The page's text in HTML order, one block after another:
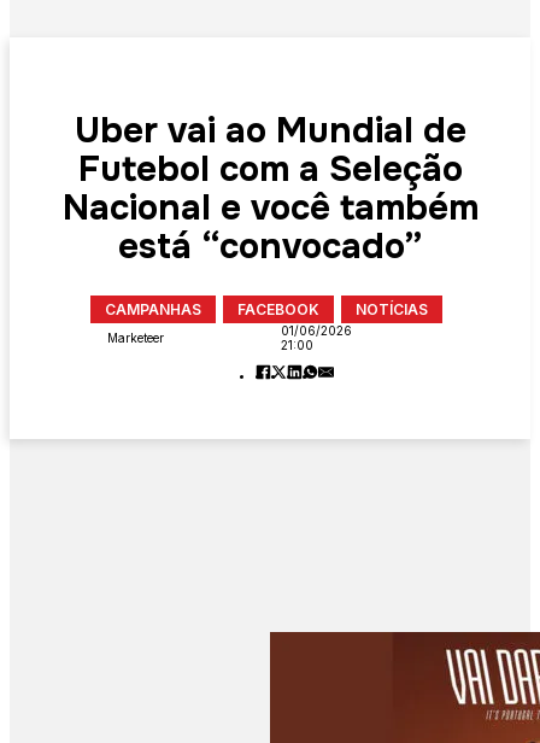
Uber vai ao Mundial de
Futebol com a Seleção
Nacional e você também
está “convocado”
CAMPANHAS FACEBOOK NOTÍCIAS
Marketeer
01/06/2026
21:00